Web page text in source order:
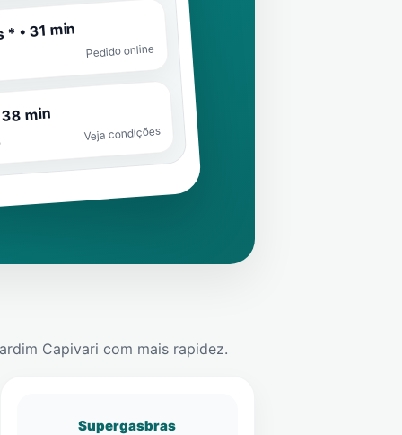
• 31 min
Pedido online
min
Veja condições
Capivari com mais rapidez.
Supergasbras